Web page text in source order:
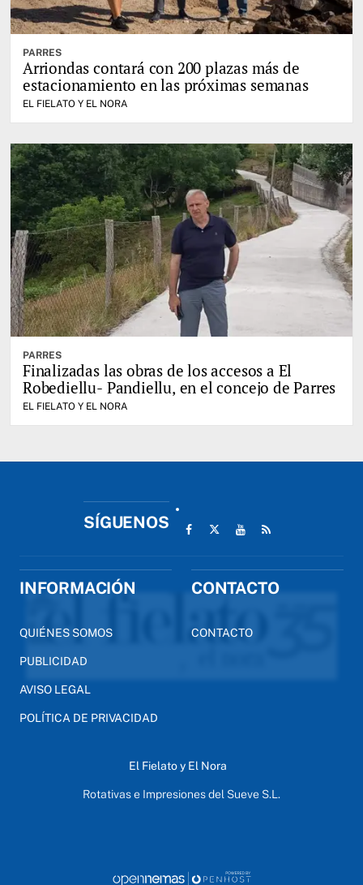
PARRES
Arriondas contará con 200 plazas más de
estacionamiento en las próximas semanas
EL FIELATO Y EL NORA
PARRES
Finalizadas las obras de los accesos a El
Robediellu- Pandiellu, en el concejo de Parres
EL FIELATO Y EL NORA
SÍGUENOS
INFORMACIÓN
QUIÉNES SOMOS
PUBLICIDAD
AVISO LEGAL
POLÍTICA DE PRIVACIDAD
CONTACTO
CONTACTO
El Fielato y El Nora
Rotativas e Impresiones del Sueve S.L.